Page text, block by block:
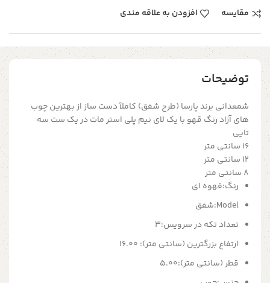
مقایسه افزودن به علاقه مندی
توضیحات
شمعدانی برند پارسا (طرح شفق) کاملآ دست ساز از بهترین چوب
های آزاد رنگ قهو با یک لای نیم پلی استر مات در یک ست سه
تایی
۱۶ سانتی متر
۱۲ سانتی متر
۸ سانتی متر
رنگ:قهوه ای
Model: شفق
تعداد تکه در سرویس:3
ارتفاع بزرگترین (سانتی متر): 16.00
قطر (سانتی متر):5.00